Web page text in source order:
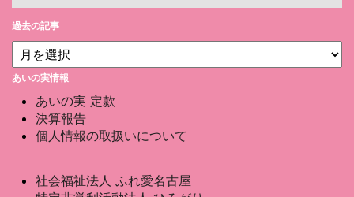
過去の記事
あいの実情報
あいの実 定款
決算報告
個人情報の取扱いについて
社会福祉法人 ふれ愛名古屋